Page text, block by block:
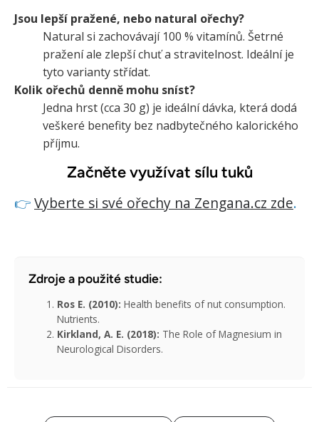
Jsou lepší pražené, nebo natural ořechy?
Natural si zachovávají 100 % vitamínů. Šetrné
pražení ale zlepší chuť a stravitelnost. Ideální je
tyto varianty střídat.
Kolik ořechů denně mohu sníst?
Jedna hrst (cca 30 g) je ideální dávka, která dodá
veškeré benefity bez nadbytečného kalorického
příjmu.
Začněte využívat sílu tuků
👉Vyberte si své ořechy na Zengana.cz zde.
Zdroje a použité studie:
Ros E. (2010): Health benefits of nut consumption.
Nutrients.
Kirkland, A. E. (2018): The Role of Magnesium in
Neurological Disorders.